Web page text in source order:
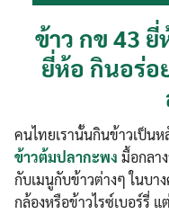
ข้าว กข 43
ยี่ห้อ กินอร่
คนไทยเรานั้นกินข้าวเป็นห
ข้าวต้มปลากะพง มื้อกลา
กับเมนูกับข้าวต่างๆ ในบา
กล้องหรือข้าวไรซ์เบอร์รี่